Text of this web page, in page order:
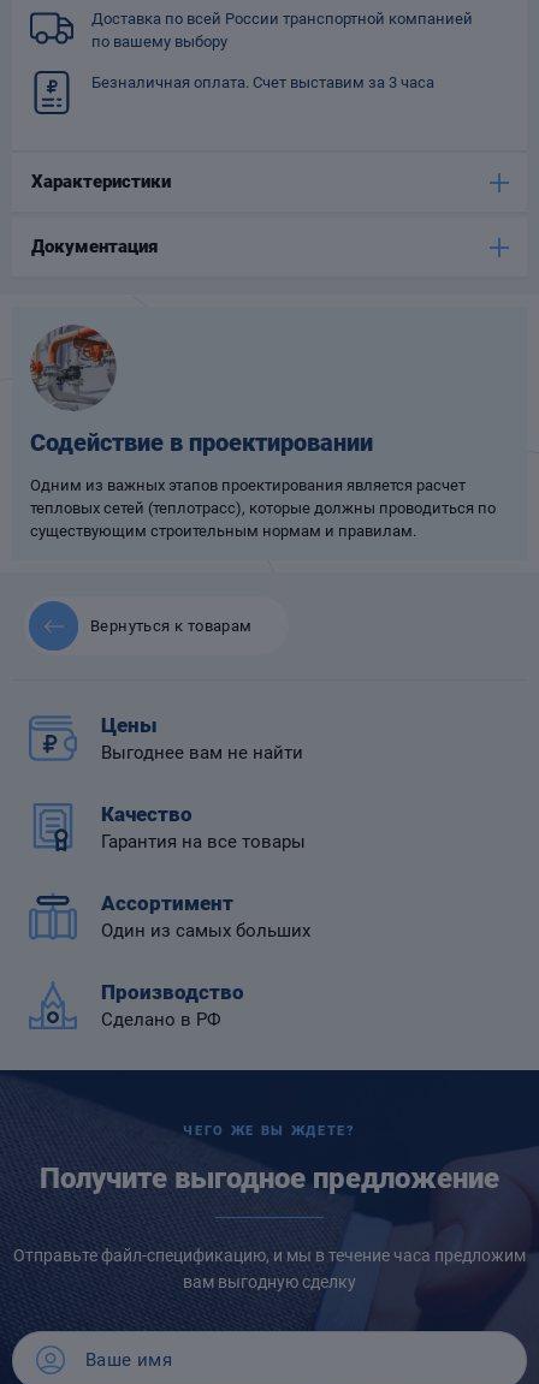
Доставка по всей России транспортной компанией
по вашему выбору
Безналичная оплата. Счет выставим за 3 часа
Характеристики
Документация
Содействие в проектировании
Одним из важных этапов проектирования является расчет
тепловых сетей (теплотрасс), которые должны проводиться по
существующим строительным нормам и правилам.
Вернуться к товарам
Цены
Выгоднее вам не найти
Качество
Гарантия на все товары
Ассортимент
Один из самых больших
Производство
Сделано в РФ
ЧЕГО ЖЕ ВЫ ЖДЕТЕ?
Получите выгодное предложение
Отправьте файл-спецификацию, и мы в течение часа предложим
вам выгодную сделку
Фильтры для
трубопроводов
Компенсаторы